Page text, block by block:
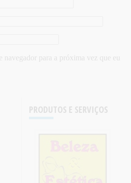
navegador para a próxima vez que eu
PRODUTOS E SERVIÇOS